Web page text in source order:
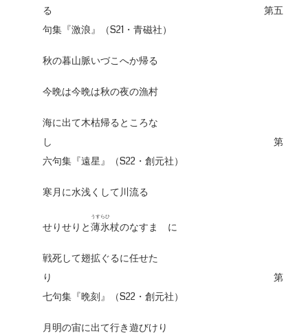
る
第五
句集『激浪』（S21・青磁社）
秋の暮山脈いづこへか帰る
今晩は今晩は秋の夜の漁村
海に出て木枯帰るところな
し 第
六句集『遠星』（S22・創元社）
寒月に水浅くして川流る
せりせりと薄氷
うすらひ
杖のなすまゝに
戦死して翅拡ぐるに任せた
り
第
七句集『晩刻』（S22・創元社）
月明の宙に出て行き遊びけり